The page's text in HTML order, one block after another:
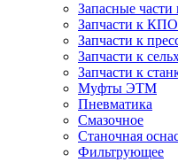
Запасные
Запчасти к КПО
Запчасти к
Запчасти к
Запчасти к
Муфты ЭТМ
Пневматика
Смазочное
Станочная
Фильтрующее